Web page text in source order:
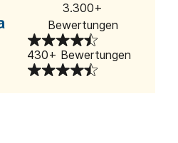
3.300+
Bewertungen
430+ Bewertungen